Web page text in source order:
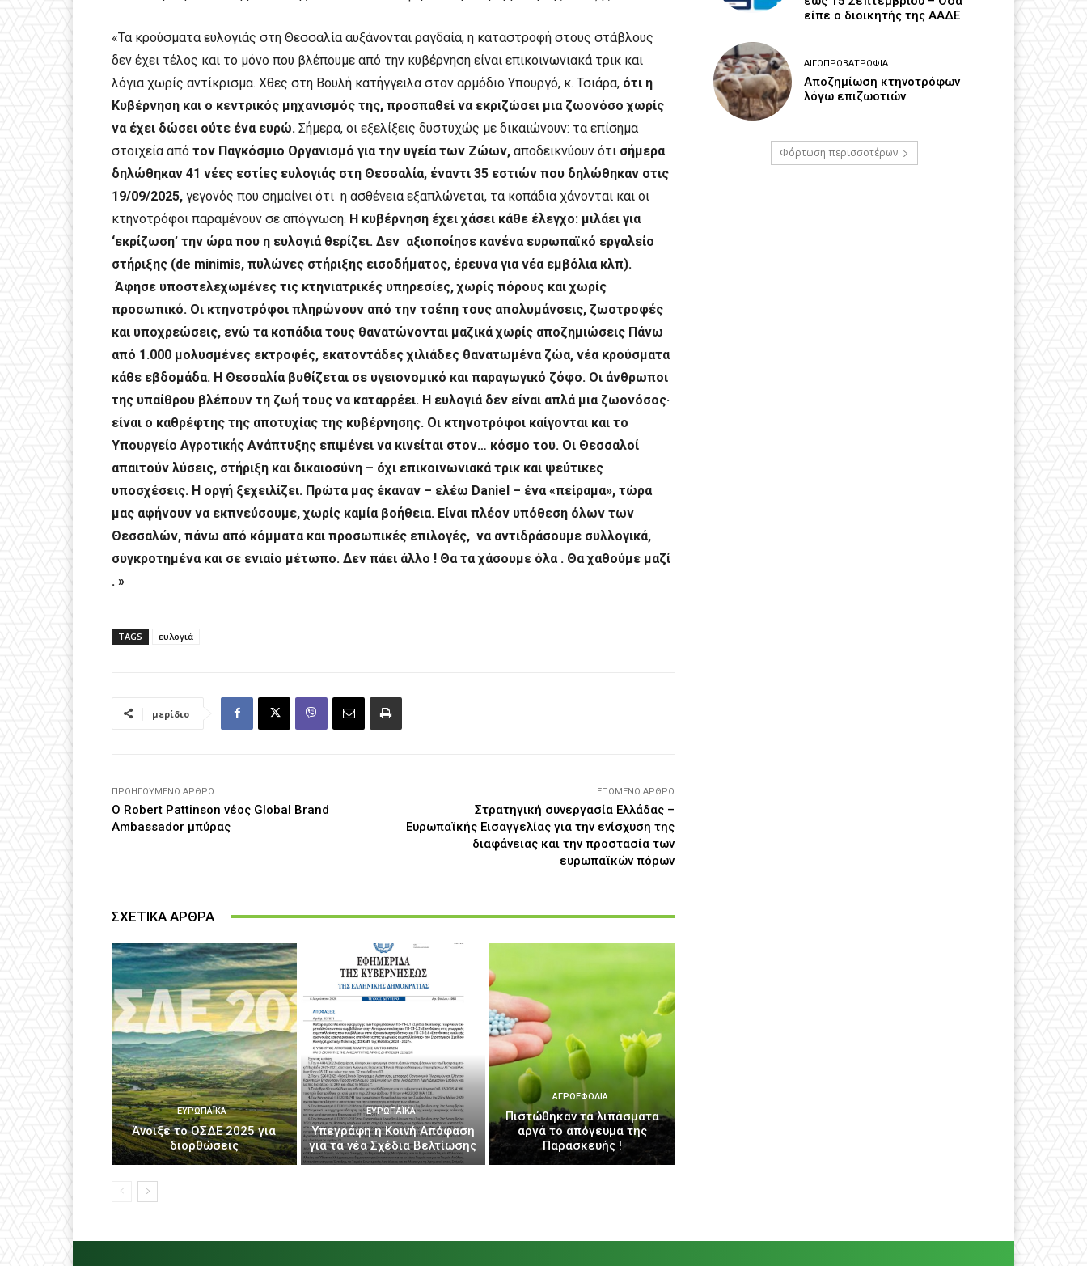
«Τα κρούσματα ευλογιάς στη Θεσσαλία αυξάνονται ραγδαία, η καταστροφή στους στάβλους
δεν έχει τέλος και το μόνο που βλέπουμε από την κυβέρνηση είναι επικοινωνιακά τρικ και
λόγια χωρίς αντίκρισμα. Χθες στη Βουλή κατήγγειλα στον αρμόδιο Υπουργό, κ. Τσιάρα, ότι η
Κυβέρνηση και ο κεντρικός μηχανισμός της, προσπαθεί να εκριζώσει μια ζωονόσο χωρίς
να έχει δώσει ούτε ένα ευρώ. Σήμερα, οι εξελίξεις δυστυχώς με δικαιώνουν: τα επίσημα
στοιχεία από τον Παγκόσμιο Οργανισμό για την υγεία των Ζώων, αποδεικνύουν ότι σήμερα
δηλώθηκαν 41 νέες εστίες ευλογιάς στη Θεσσαλία, έναντι 35 εστιών που δηλώθηκαν στις
19/09/2025, γεγονός που σημαίνει ότι η ασθένεια εξαπλώνεται, τα κοπάδια χάνονται και οι
κτηνοτρόφοι παραμένουν σε απόγνωση. Η κυβέρνηση έχει χάσει κάθε έλεγχο: μιλάει για
‘εκρίζωση’ την ώρα που η ευλογιά θερίζει. Δεν αξιοποίησε κανένα ευρωπαϊκό εργαλείο
στήριξης (de minimis, πυλώνες στήριξης εισοδήματος, έρευνα για νέα εμβόλια κλπ).
Άφησε υποστελεχωμένες τις κτηνιατρικές υπηρεσίες, χωρίς πόρους και χωρίς
προσωπικό. Οι κτηνοτρόφοι πληρώνουν από την τσέπη τους απολυμάνσεις, ζωοτροφές
και υποχρεώσεις, ενώ τα κοπάδια τους θανατώνονται μαζικά χωρίς αποζημιώσεις Πάνω
από 1.000 μολυσμένες εκτροφές, εκατοντάδες χιλιάδες θανατωμένα ζώα, νέα κρούσματα
κάθε εβδομάδα. Η Θεσσαλία βυθίζεται σε υγειονομικό και παραγωγικό ζόφο. Οι άνθρωποι
της υπαίθρου βλέπουν τη ζωή τους να καταρρέει. Η ευλογιά δεν είναι απλά μια ζωονόσος·
είναι ο καθρέφτης της αποτυχίας της κυβέρνησης. Οι κτηνοτρόφοι καίγονται και το
Υπουργείο Αγροτικής Ανάπτυξης επιμένει να κινείται στον… κόσμο του. Οι Θεσσαλοί
απαιτούν λύσεις, στήριξη και δικαιοσύνη – όχι επικοινωνιακά τρικ και ψεύτικες
υποσχέσεις. Η οργή ξεχειλίζει. Πρώτα μας έκαναν – ελέω Daniel – ένα «πείραμα», τώρα
μας αφήνουν να εκπνεύσουμε, χωρίς καμία βοήθεια. Είναι πλέον υπόθεση όλων των
Θεσσαλών, πάνω από κόμματα και προσωπικές επιλογές, να αντιδράσουμε συλλογικά,
συγκροτημένα και σε ενιαίο μέτωπο. Δεν πάει άλλο ! Θα τα χάσουμε όλα . Θα χαθούμε μαζί
. »
TAGS ευλογιά
μερίδιο
ΠΡΟΗΓΟΎΜΕΝΟ ΆΡΘΡΟ
Ο Robert Pattinson νέος Global Brand
Ambassador μπύρας
ΕΠΌΜΕΝΟ ΆΡΘΡΟ
Στρατηγική συνεργασία Ελλάδας –
Ευρωπαϊκής Εισαγγελίας για την ενίσχυση της
διαφάνειας και την προστασία των
ευρωπαϊκών πόρων
ΣΧΕΤΙΚΑ ΑΡΘΡΑ
ΕΥΡΩΠΑΪΚΆ
Άνοιξε το ΟΣΔΕ 2025 για
διορθώσεις
ΕΥΡΩΠΑΪΚΆ
Υπεγράφη η Κοινή Απόφαση
για τα νέα Σχέδια Βελτίωσης
ΑΓΡΟΕΦΌΔΙΑ
Πιστώθηκαν τα λιπάσματα
αργά το απόγευμα της
Παρασκευής !
είπε ο διοικητής της ΑΑΔΕ
ΑΙΓΟΠΡΟΒΑΤΡΟΦΊΑ
Αποζημίωση κτηνοτρόφων
λόγω επιζωοτιών
Φόρτωση περισσοτέρων